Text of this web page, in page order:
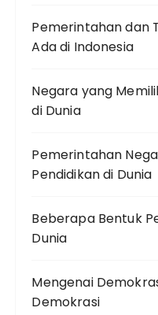
Pemerintahan dan
Ada di Indonesia
Negara yang
di Dunia
Pemerintahan
Pendidikan di Dunia
Beberapa Bentuk
Dunia
Mengenai
Demokrasi